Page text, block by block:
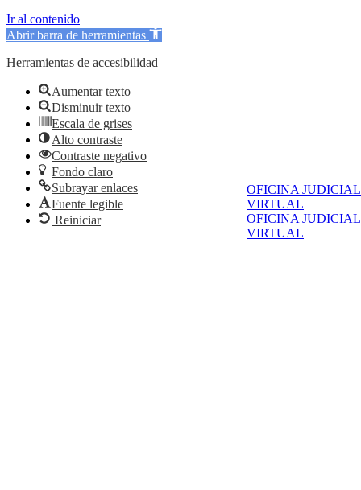
OFICINA JUDICIAL
VIRTUAL
OFICINA JUDICIAL
VIRTUAL
Ir al contenido
Abrir barra de herramientas
Herramientas de accesibilidad
Aumentar texto
Disminuir texto
Escala de grises
Alto contraste
Contraste negativo
Fondo claro
Subrayar enlaces
Fuente legible
Reiniciar